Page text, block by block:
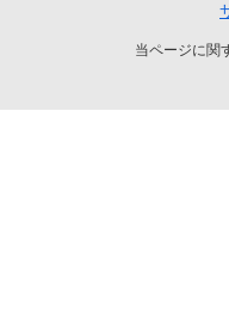
当ページに関